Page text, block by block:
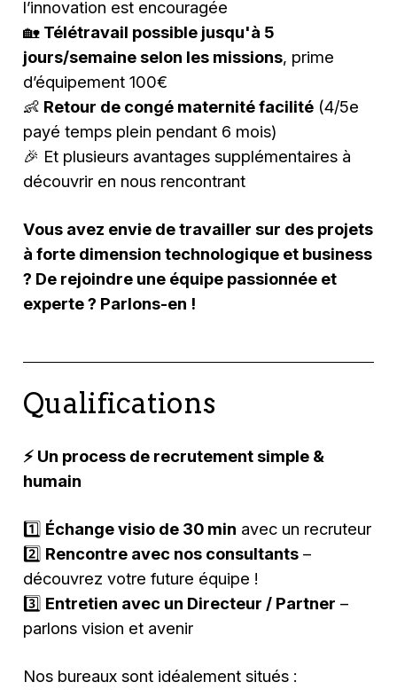
l’innovation est encouragée
🏡 Télétravail possible jusqu'à 5
jours/semaine selon les missions, prime
d’équipement 100€
👶 Retour de congé maternité facilité (4/5e
payé temps plein pendant 6 mois)
🎉 Et plusieurs avantages supplémentaires à
découvrir en nous rencontrant
Vous avez envie de travailler sur des projets
à forte dimension technologique et business
? De rejoindre une équipe passionnée et
experte ? Parlons-en !
Qualifications
⚡ Un process de recrutement simple &
humain
1️⃣ Échange visio de 30 min avec un recruteur
2️⃣ Rencontre avec nos consultants –
découvrez votre future équipe !
3️⃣ Entretien avec un Directeur / Partner –
parlons vision et avenir
Nos bureaux sont idéalement situés :